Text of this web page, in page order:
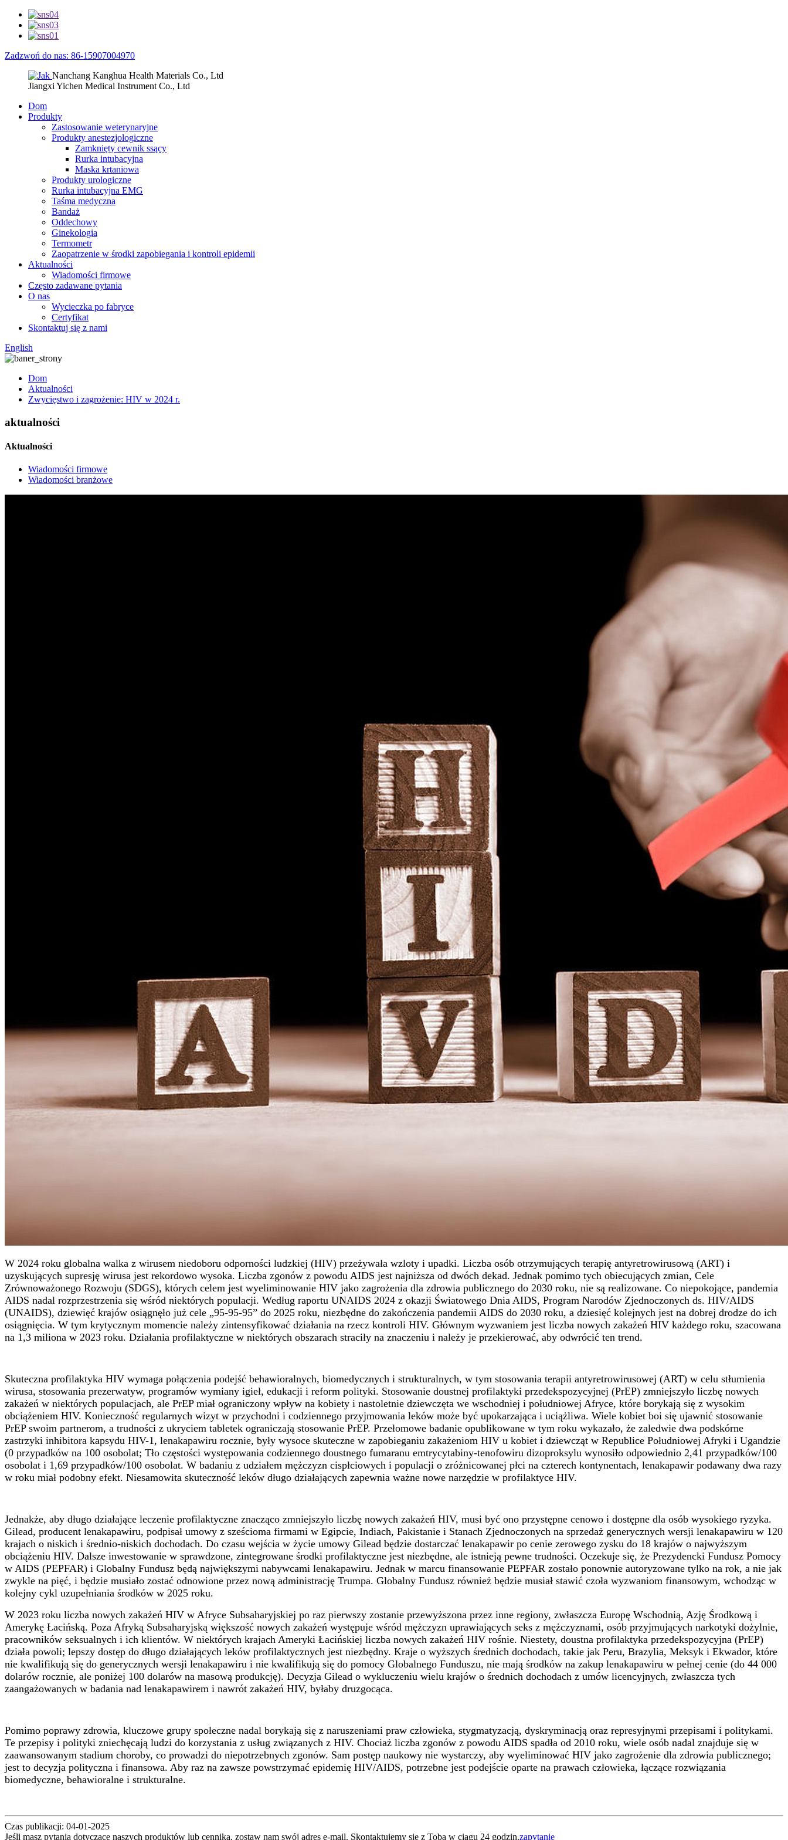
Zadzwoń do nas: 86-15907004970
Nanchang Kanghua Health Materials Co., Ltd
Jiangxi Yichen Medical Instrument Co., Ltd
Dom
Produkty
Zastosowanie weterynaryjne
Produkty anestezjologiczne
Zamknięty cewnik ssący
Rurka intubacyjna
Maska krtaniowa
Produkty urologiczne
Rurka intubacyjna EMG
Taśma medyczna
Bandaż
Oddechowy
Ginekologia
Termometr
Zaopatrzenie w środki zapobiegania i kontroli epidemii
Aktualności
Wiadomości firmowe
Często zadawane pytania
O nas
Wycieczka po fabryce
Certyfikat
Skontaktuj się z nami
English
Dom
Aktualności
Zwycięstwo i zagrożenie: HIV w 2024 r.
aktualności
Aktualności
Wiadomości firmowe
Wiadomości branżowe
W 2024 roku globalna walka z wirusem niedoboru odporności ludzkiej (HIV) przeżywała wzloty i upadki. Liczba osób otrzymujących terapię antyretrowirusową (ART) i
uzyskujących supresję wirusa jest rekordowo wysoka. Liczba zgonów z powodu AIDS jest najniższa od dwóch dekad. Jednak pomimo tych obiecujących zmian, Cele
Zrównoważonego Rozwoju (SDGS), których celem jest wyeliminowanie HIV jako zagrożenia dla zdrowia publicznego do 2030 roku, nie są realizowane. Co niepokojące, pandemia
AIDS nadal rozprzestrzenia się wśród niektórych populacji. Według raportu UNAIDS 2024 z okazji Światowego Dnia AIDS, Program Narodów Zjednoczonych ds. HIV/AIDS
(UNAIDS), dziewięć krajów osiągnęło już cele „95-95-95” do 2025 roku, niezbędne do zakończenia pandemii AIDS do 2030 roku, a dziesięć kolejnych jest na dobrej drodze do ich
osiągnięcia. W tym krytycznym momencie należy zintensyfikować działania na rzecz kontroli HIV. Głównym wyzwaniem jest liczba nowych zakażeń HIV każdego roku, szacowana
na 1,3 miliona w 2023 roku. Działania profilaktyczne w niektórych obszarach straciły na znaczeniu i należy je przekierować, aby odwrócić ten trend.
Skuteczna profilaktyka HIV wymaga połączenia podejść behawioralnych, biomedycznych i strukturalnych, w tym stosowania terapii antyretrowirusowej (ART) w celu stłumienia
wirusa, stosowania prezerwatyw, programów wymiany igieł, edukacji i reform polityki. Stosowanie doustnej profilaktyki przedekspozycyjnej (PrEP) zmniejszyło liczbę nowych
zakażeń w niektórych populacjach, ale PrEP miał ograniczony wpływ na kobiety i nastoletnie dziewczęta we wschodniej i południowej Afryce, które borykają się z wysokim
obciążeniem HIV. Konieczność regularnych wizyt w przychodni i codziennego przyjmowania leków może być upokarzająca i uciążliwa. Wiele kobiet boi się ujawnić stosowanie
PrEP swoim partnerom, a trudności z ukryciem tabletek ograniczają stosowanie PrEP. Przełomowe badanie opublikowane w tym roku wykazało, że zaledwie dwa podskórne
zastrzyki inhibitora kapsydu HIV-1, lenakapawiru rocznie, były wysoce skuteczne w zapobieganiu zakażeniom HIV u kobiet i dziewcząt w Republice Południowej Afryki i Ugandzie
(0 przypadków na 100 osobolat; Tło częstości występowania codziennego doustnego fumaranu emtrycytabiny-tenofowiru dizoproksylu wynosiło odpowiednio 2,41 przypadków/100
osobolat i 1,69 przypadków/100 osobolat. W badaniu z udziałem mężczyzn cispłciowych i populacji o zróżnicowanej płci na czterech kontynentach, lenakapawir podawany dwa razy
w roku miał podobny efekt. Niesamowita skuteczność leków długo działających zapewnia ważne nowe narzędzie w profilaktyce HIV.
Jednakże, aby długo działające leczenie profilaktyczne znacząco zmniejszyło liczbę nowych zakażeń HIV, musi być ono przystępne cenowo i dostępne dla osób wysokiego ryzyka.
Gilead, producent lenakapawiru, podpisał umowy z sześcioma firmami w Egipcie, Indiach, Pakistanie i Stanach Zjednoczonych na sprzedaż generycznych wersji lenakapawiru w 120
krajach o niskich i średnio-niskich dochodach. Do czasu wejścia w życie umowy Gilead będzie dostarczać lenakapawir po cenie zerowego zysku do 18 krajów o najwyższym
obciążeniu HIV. Dalsze inwestowanie w sprawdzone, zintegrowane środki profilaktyczne jest niezbędne, ale istnieją pewne trudności. Oczekuje się, że Prezydencki Fundusz Pomocy
w AIDS (PEPFAR) i Globalny Fundusz będą największymi nabywcami lenakapawiru. Jednak w marcu finansowanie PEPFAR zostało ponownie autoryzowane tylko na rok, a nie jak
zwykle na pięć, i będzie musiało zostać odnowione przez nową administrację Trumpa. Globalny Fundusz również będzie musiał stawić czoła wyzwaniom finansowym, wchodząc w
kolejny cykl uzupełniania środków w 2025 roku.
W 2023 roku liczba nowych zakażeń HIV w Afryce Subsaharyjskiej po raz pierwszy zostanie przewyższona przez inne regiony, zwłaszcza Europę Wschodnią, Azję Środkową i
Amerykę Łacińską. Poza Afryką Subsaharyjską większość nowych zakażeń występuje wśród mężczyzn uprawiających seks z mężczyznami, osób przyjmujących narkotyki dożylnie,
pracowników seksualnych i ich klientów. W niektórych krajach Ameryki Łacińskiej liczba nowych zakażeń HIV rośnie. Niestety, doustna profilaktyka przedekspozycyjna (PrEP)
działa powoli; lepszy dostęp do długo działających leków profilaktycznych jest niezbędny. Kraje o wyższych średnich dochodach, takie jak Peru, Brazylia, Meksyk i Ekwador, które
nie kwalifikują się do generycznych wersji lenakapawiru i nie kwalifikują się do pomocy Globalnego Funduszu, nie mają środków na zakup lenakapawiru w pełnej cenie (do 44 000
dolarów rocznie, ale poniżej 100 dolarów na masową produkcję). Decyzja Gilead o wykluczeniu wielu krajów o średnich dochodach z umów licencyjnych, zwłaszcza tych
zaangażowanych w badania nad lenakapawirem i nawrót zakażeń HIV, byłaby druzgocąca.
Pomimo poprawy zdrowia, kluczowe grupy społeczne nadal borykają się z naruszeniami praw człowieka, stygmatyzacją, dyskryminacją oraz represyjnymi przepisami i politykami.
Te przepisy i polityki zniechęcają ludzi do korzystania z usług związanych z HIV. Chociaż liczba zgonów z powodu AIDS spadła od 2010 roku, wiele osób nadal znajduje się w
zaawansowanym stadium choroby, co prowadzi do niepotrzebnych zgonów. Sam postęp naukowy nie wystarczy, aby wyeliminować HIV jako zagrożenie dla zdrowia publicznego;
jest to decyzja polityczna i finansowa. Aby raz na zawsze powstrzymać epidemię HIV/AIDS, potrzebne jest podejście oparte na prawach człowieka, łączące rozwiązania
biomedyczne, behawioralne i strukturalne.
Czas publikacji: 04-01-2025
Jeśli masz pytania dotyczące naszych produktów lub cennika, zostaw nam swój adres e-mail. Skontaktujemy się z Tobą w ciągu 24 godzin.zapytanie